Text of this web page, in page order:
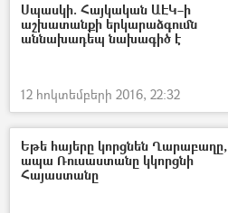
Սպասկի. Հայկական ԱԷԿ–ի
աշխատանքի երկարաձգումն
աննախադեպ նախագիծ է
12 հոկտեմբերի 2016, 22:32
Եթե հայերը կորցնեն Ղարաբաղը,
ապա Ռուսաստանը կկորցնի
Հայաստանը